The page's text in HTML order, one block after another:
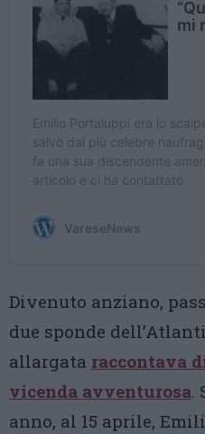
Divenuto anziano,
due sponde
allargata raccontava
vicenda avventurosa.
anno, al 15 aprile,